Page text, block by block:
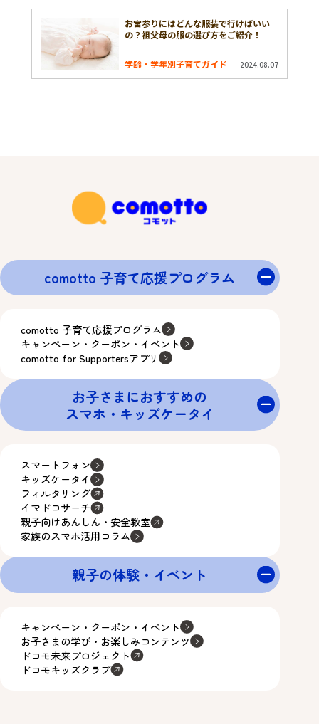
お宮参りにはどんな服装で行けばいい
の？祖父母の服の選び方をご紹介！
学齢・学年別子育てガイド 2024.08.07
comotto 子育て応援プログラム
comotto 子育て応援プログラム
キャンペーン・クーポン・イベント
comotto for Supportersアプリ
お子さまにおすすめの
スマホ・キッズケータイ
スマートフォン
キッズケータイ
フィルタリング
イマドコサーチ
親子向けあんしん・安全教室
家族のスマホ活用コラム
親子の体験・イベント
キャンペーン・クーポン・イベント
お子さまの学び・お楽しみコンテンツ
ドコモ未来プロジェクト
ドコモキッズクラブ